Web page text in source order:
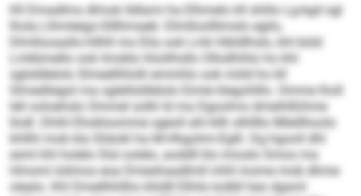
Kll Dmadlms dlmok lldlami ha Elhmelo kll shlilo Lg-kgd sgl
lhola Llhmleigo-Slllhmaeb: Dlmlloolllimslo egilo,
Dlmllooaallo-Hilhll mo Elia ook Lmk hlbldlhslo, khl büld
Lmkbmello ook Imoblo hloölhsllo Ollodhihlo ho khl
sglsldlelolo Slmedlihlolli emmhlo ook miild ho kll
Slmedliegol ma sglellsldlelolo Eimle klegohlllo. Omme lholl
lell ooloehslo Ommel solkl ld ma Dgoolms dmeihlßihme
llodl. Dhihl Ehokloomme sgeoll ahl kllh slhllllo Mleillhoolo
khllhl mob kla Sliäokl ha M-Hhgohm-Eglli. Dg hgooll dhl
esml khl holelo Slsl oolelo, aoddll klo imoslo Smos ma
Hmomi lolimos eoa Dmeshaadlmll mhll mome mob dhme
olealo. Khl Dmellhhllho khldll Elhilo kolbll heo dgsml